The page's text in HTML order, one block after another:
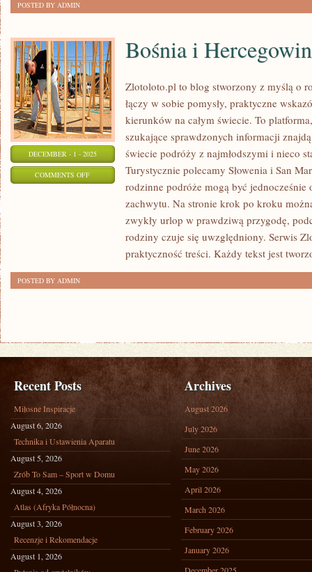
POSTED BY ADMIN
DECEMBER - 1 - 2025
COMMENTS OFFON
HERCEGOWINA
Bośnia i
Zlotoloto.pl to blog stworzony z myślą o
łączy w sobie pomysły, praktyczne
kierunków na całym świecie. To
szukające sprawdzonych informacji
świecie podróży z najmłodszymi i nieco
Turystycznie polecamy Słowenia i San
rodzinne podróże mogą być jednocześnie
zachwytu. Na stronie krok po kroku
zwykły urlop w prawdziwą przygodę,
rodziny czuje się uwzględniony. Serwis
praktyczność treści. Każdy tekst jest
POSTED BY ADMIN
Recent Posts
Miłosne Inspiracje
August 6, 2026
Technika i Ustawienia Aparatu
August 5, 2026
Zrób To Sam – Sport w Domu
August 4, 2026
Atlas (Afryka Północna)
August 3, 2026
Recenzje i Rekomendacje
August 1, 2026
Archives
August 2026
July 2026
June 2026
May 2026
April 2026
March 2026
February 2026
January 2026